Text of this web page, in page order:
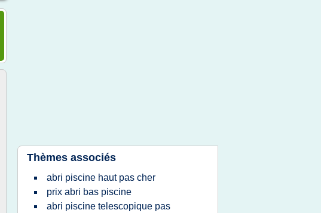
Thèmes associés
abri piscine haut pas cher
prix abri bas piscine
abri piscine telescopique pas